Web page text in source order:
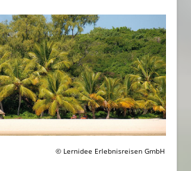
© Lernidee Erlebnisreisen GmbH